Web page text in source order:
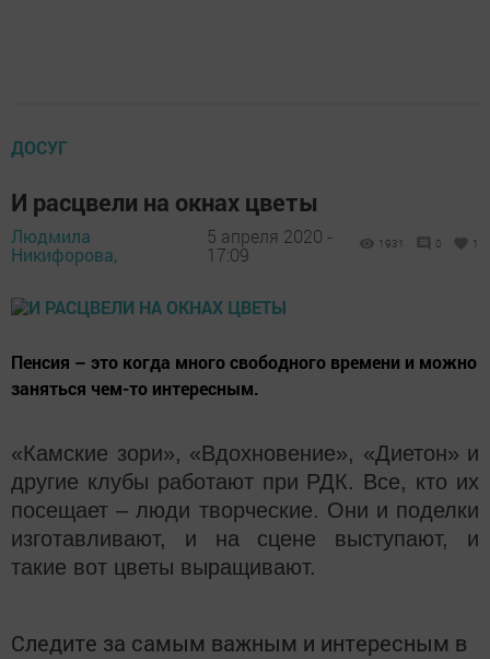
ДОСУГ
И расцвели на окнах цветы
Людмила
Никифорова,
5 апреля 2020 -
17:09
1931 0 1
Пенсия – это когда много свободного времени и можно
заняться чем-то интересным.
«Камские зори», «Вдохновение», «Диетон» и
другие клубы работают при РДК. Все, кто их
посещает – люди творческие. Они и поделки
изготавливают, и на сцене выступают, и
такие вот цветы выращивают.
Следите за самым важным и интересным в